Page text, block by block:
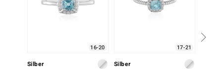
16-20
Silber
17-21
Silber